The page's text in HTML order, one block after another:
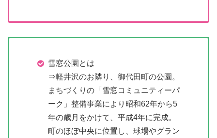
雪窓公園とは
⇒軽井沢のお隣り、御代田町の公園。
まちづくりの「雪窓コミュニティーパ
ーク」整備事業により昭和62年から5
年の歳月をかけて、平成4年に完成。
町のほぼ中央に位置し、球場やグラン